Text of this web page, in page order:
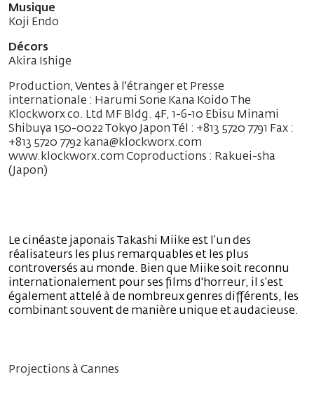
Musique
Koji Endo
Décors
Akira Ishige
Production, Ventes à l'étranger et Presse
internationale : Harumi Sone Kana Koido The
Klockworx co. Ltd MF Bldg. 4F, 1-6-10 Ebisu Minami
Shibuya 150-0022 Tokyo Japon Tél : +813 5720 7791 Fax :
+813 5720 7792 kana@klockworx.com
www.klockworx.com Coproductions : Rakuei-sha
(Japon)
Le cinéaste japonais Takashi Miike est l’un des
réalisateurs les plus remarquables et les plus
controversés au monde. Bien que Miike soit reconnu
internationalement pour ses films d'horreur, il s’est
également attelé à de nombreux genres différents, les
combinant souvent de manière unique et audacieuse.
Projections à Cannes